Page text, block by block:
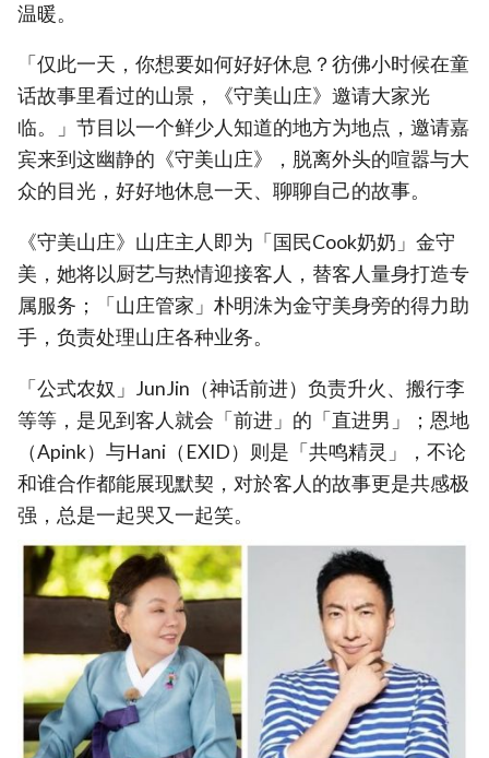
温暖。
「仅此一天，你想要如何好好休息？彷佛小时候在童
话故事里看过的山景，《守美山庄》邀请大家光
临。」节目以一个鲜少人知道的地方为地点，邀请嘉
宾来到这幽静的《守美山庄》，脱离外头的喧嚣与大
众的目光，好好地休息一天、聊聊自己的故事。
《守美山庄》山庄主人即为「国民Cook奶奶」金守
美，她将以厨艺与热情迎接客人，替客人量身打造专
属服务；「山庄管家」朴明洙为金守美身旁的得力助
手，负责处理山庄各种业务。
「公式农奴」JunJin（神话前进）负责升火、搬行李
等等，是见到客人就会「前进」的「直进男」；恩地
（Apink）与Hani（EXID）则是「共鸣精灵」，不论
和谁合作都能展现默契，对於客人的故事更是共感极
强，总是一起哭又一起笑。